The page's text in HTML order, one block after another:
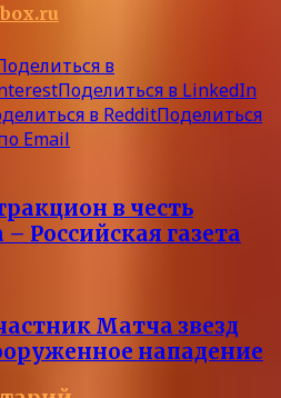
в
Поделиться в LinkedIn
в RedditПоделиться
Email
в честь
Российская газета
Матча звезд
нападение